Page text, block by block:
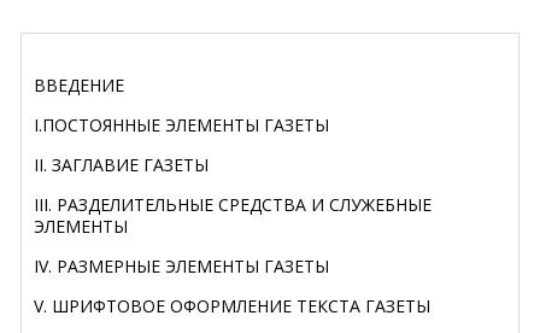
ВВЕДЕНИЕ
I.ПОСТОЯННЫЕ ЭЛЕМЕНТЫ ГАЗЕТЫ
II. ЗАГЛАВИЕ ГАЗЕТЫ
III. РАЗДЕЛИТЕЛЬНЫЕ СРЕДСТВА И СЛУЖЕБНЫЕ
ЭЛЕМЕНТЫ
IV. РАЗМЕРНЫЕ ЭЛЕМЕНТЫ ГАЗЕТЫ
V. ШРИФТОВОЕ ОФОРМЛЕНИЕ ТЕКСТА ГАЗЕТЫ